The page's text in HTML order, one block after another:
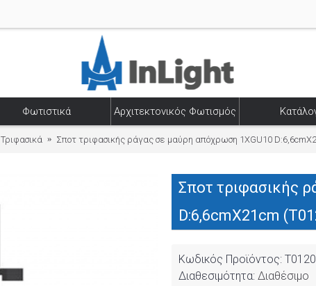
Φωτιστικά Αρχιτεκτονικός Φωτισμός
Τριφασικά Σποτ τριφασικής ράγας σε μαύρη απόχρωση 1XGU10
Σποτ τριφασικής
D:6,6cmX21cm
Κωδικός Προϊόντος:
Διαθεσιμότητα: Διαθέσιμο